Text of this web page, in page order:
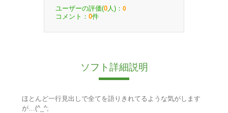
ユーザーの評価(0 人)： 0
コメント： 0件
ソフト詳細説明
ほとんど一行見出しで全てを語りきれてるような気がします
が…(^_^;